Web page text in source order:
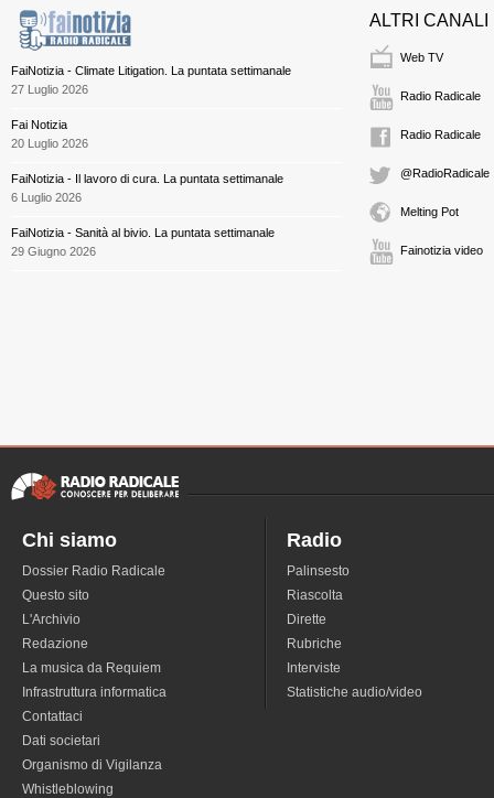
FaiNotizia - Climate Litigation. La puntata settimanale
27 Luglio 2026
Fai Notizia
20 Luglio 2026
FaiNotizia - Il lavoro di cura. La puntata settimanale
6 Luglio 2026
FaiNotizia - Sanità al bivio. La puntata settimanale
29 Giugno 2026
ALTRI CANALI
Web TV
Radio Radicale
Radio Radicale
@RadioRadicale
Melting Pot
Fainotizia video
Chi siamo
Dossier Radio Radicale
Questo sito
L'Archivio
Redazione
La musica da Requiem
Infrastruttura informatica
Contattaci
Dati societari
Organismo di Vigilanza
Whistleblowing
Radio
Palinsesto
Riascolta
Dirette
Rubriche
Interviste
Statistiche audio/video